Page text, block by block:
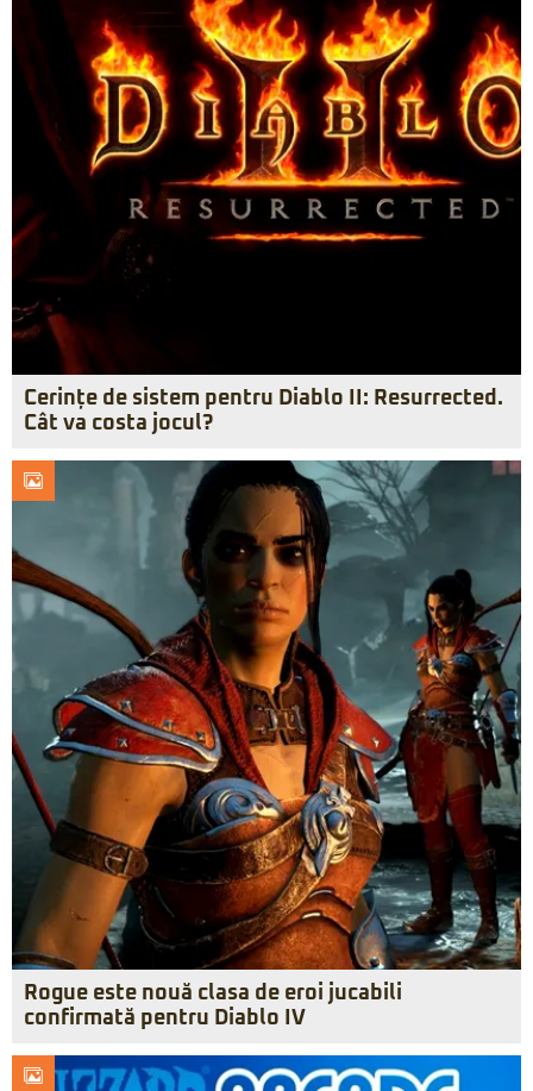
Cerințe de sistem pentru Diablo II: Resurrected.
Cât va costa jocul?
Rogue este nouă clasa de eroi jucabili
confirmată pentru Diablo IV